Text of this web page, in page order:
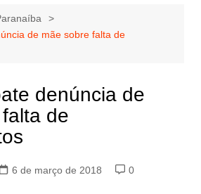
de mãe sobre falta de
denúncia de
de
6 de março de 2018
0